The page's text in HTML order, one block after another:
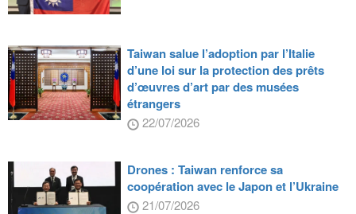
Taiwan salue l’adoption par l’Italie
d’une loi sur la protection des prêts
d’œuvres d’art par des musées
étrangers
22/07/2026
Drones : Taiwan renforce sa
coopération avec le Japon et l’Ukraine
21/07/2026